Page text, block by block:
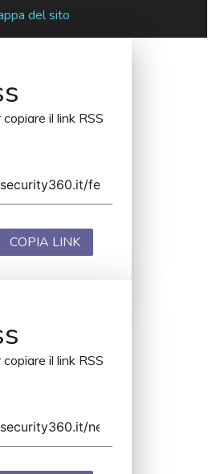
del sito
il link RSS
COPIA LINK
il link RSS